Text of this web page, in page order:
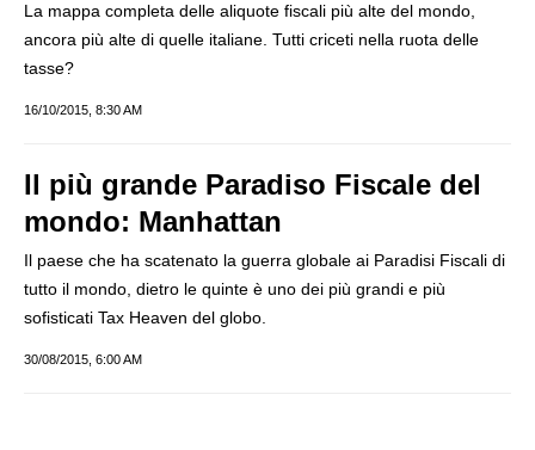
La mappa completa delle aliquote fiscali più alte del mondo,
ancora più alte di quelle italiane. Tutti criceti nella ruota delle
tasse?
16/10/2015, 8:30 AM
Il più grande Paradiso Fiscale del
mondo: Manhattan
Il paese che ha scatenato la guerra globale ai Paradisi Fiscali di
tutto il mondo, dietro le quinte è uno dei più grandi e più
sofisticati Tax Heaven del globo.
30/08/2015, 6:00 AM